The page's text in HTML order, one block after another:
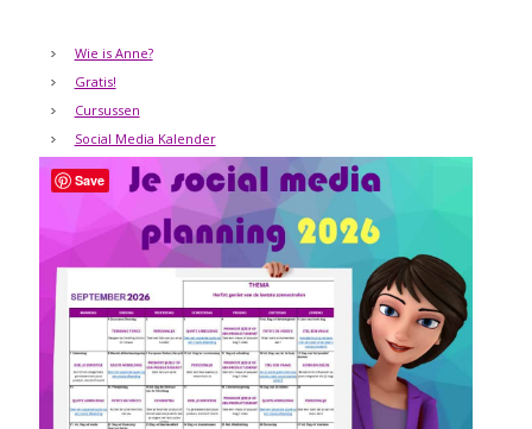
Wie is Anne?
Gratis!
Cursussen
Social Media Kalender
Save